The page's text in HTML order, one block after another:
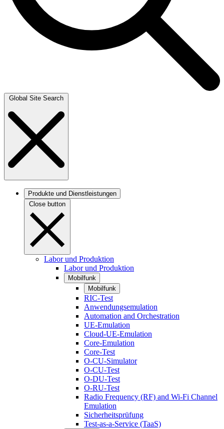
Global Site Search
Produkte und Dienstleistungen
Close button
Labor und Produktion
Labor und Produktion
Mobilfunk
Mobilfunk
RIC-Test
Anwendungsemulation
Automation and Orchestration
UE-Emulation
Cloud-UE-Emulation
Core-Emulation
Core-Test
O-CU-Simulator
O-CU-Test
O-DU-Test
O-RU-Test
Radio Frequency (RF) and Wi-Fi Channel
Emulation
Sicherheitsprüfung
Test-as-a-Service (TaaS)